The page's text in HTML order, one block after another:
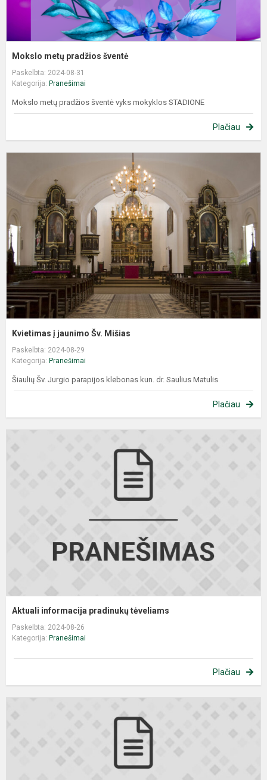
Mokslo metų pradžios šventė
Paskelbta: 2024-08-31
Kategorija: Pranešimai
Mokslo metų pradžios šventė vyks mokyklos STADIONE
Plačiau
Kvietimas į jaunimo Šv. Mišias
Paskelbta: 2024-08-29
Kategorija: Pranešimai
Šiaulių Šv. Jurgio parapijos klebonas kun. dr. Saulius Matulis
Plačiau
Aktuali informacija pradinukų tėveliams
Paskelbta: 2024-08-26
Kategorija: Pranešimai
Plačiau